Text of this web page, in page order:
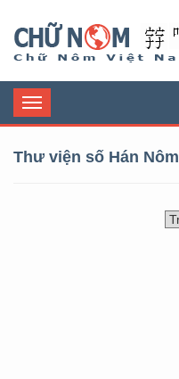
Toggle
navigation
Thư viện số Hán Nôm